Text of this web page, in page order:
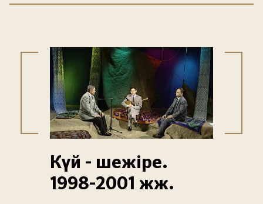
Күй - шежіре.
1998-2001 жж.